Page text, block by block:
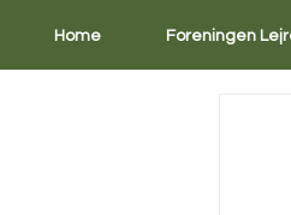
Home Foreningen